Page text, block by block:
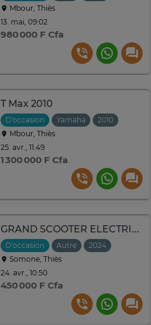
Mbour, Thiès
13. mai, 09:02
980 000 F Cfa
T Max 2010
D'occasion Yamaha
2010
Mbour, Thiès
25. avr., 11:49
1 300 000 F Cfa
GRAND SCOOTER ELECTRIQUE
D'occasion Autre
2024
Somone, Thiès
24. avr., 10:50
450 000 F Cfa